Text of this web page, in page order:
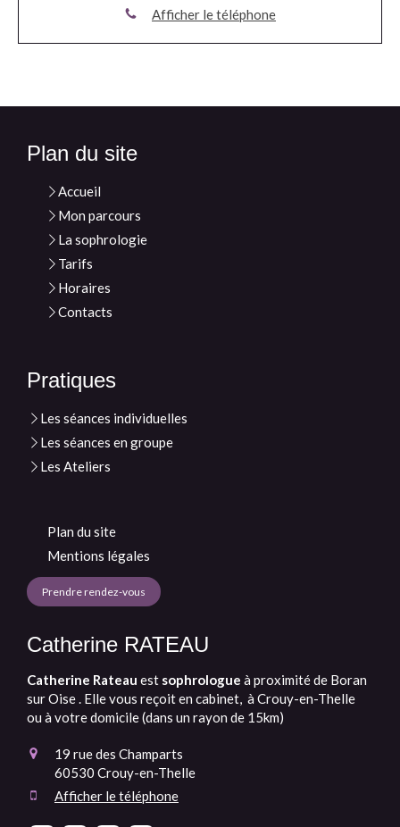
Afficher le téléphone
Plan du site
Accueil
Mon parcours
La sophrologie
Tarifs
Horaires
Contacts
Pratiques
Les séances individuelles
Les séances en groupe
Les Ateliers
Plan du site
Mentions légales
Prendre rendez-vous
Catherine RATEAU
Catherine Rateau est sophrologue à proximité de Boran
sur Oise . Elle vous reçoit en cabinet, à Crouy-en-Thelle
ou à votre domicile (dans un rayon de 15km)
19 rue des Champarts
60530 Crouy-en-Thelle
Afficher le téléphone